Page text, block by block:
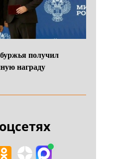
получил
награду